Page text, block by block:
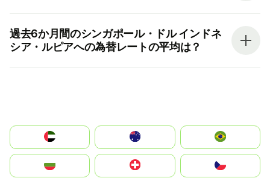
過去6か月間のシンガポール・ドル インドネ
シア・ルピアへの為替レートの平均は？
الإمارات العربية المتحدة
Switzerland